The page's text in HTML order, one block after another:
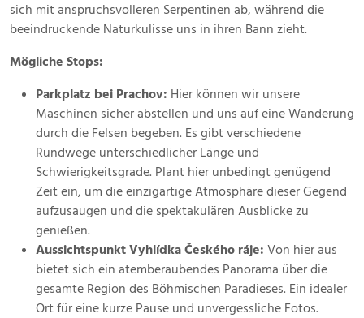
sich mit anspruchsvolleren Serpentinen ab, während die
beeindruckende Naturkulisse uns in ihren Bann zieht.
Mögliche Stops:
Parkplatz bei Prachov: Hier können wir unsere
Maschinen sicher abstellen und uns auf eine Wanderung
durch die Felsen begeben. Es gibt verschiedene
Rundwege unterschiedlicher Länge und
Schwierigkeitsgrade. Plant hier unbedingt genügend
Zeit ein, um die einzigartige Atmosphäre dieser Gegend
aufzusaugen und die spektakulären Ausblicke zu
genießen.
Aussichtspunkt Vyhlídka Českého ráje: Von hier aus
bietet sich ein atemberaubendes Panorama über die
gesamte Region des Böhmischen Paradieses. Ein idealer
Ort für eine kurze Pause und unvergessliche Fotos.